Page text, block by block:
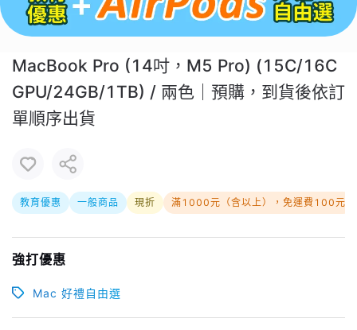
MacBook Pro (14吋，M5 Pro) (15C/16C
GPU/24GB/1TB) / 兩色｜預購，到貨後依訂
單順序出貨
教育優惠 一般商品 現折 滿1000元（含以上），免運費100元
強打優惠
Mac 好禮自由選